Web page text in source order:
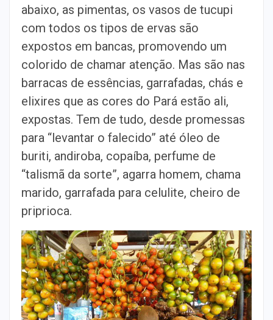
abaixo, as pimentas, os vasos de tucupi
com todos os tipos de ervas são
expostos em bancas, promovendo um
colorido de chamar atenção. Mas são nas
barracas de essências, garrafadas, chás e
elixires que as cores do Pará estão ali,
expostas. Tem de tudo, desde promessas
para “levantar o falecido” até óleo de
buriti, andiroba, copaíba, perfume de
“talismã da sorte”, agarra homem, chama
marido, garrafada para celulite, cheiro de
priprioca.